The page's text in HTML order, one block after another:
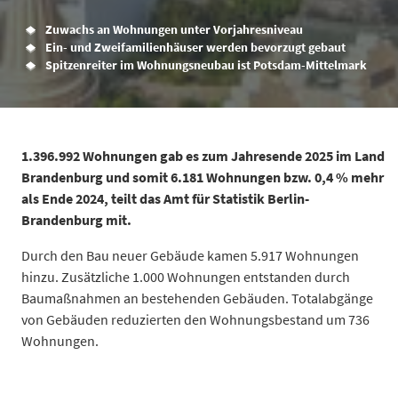
Zuwachs an Wohnungen unter Vorjahresniveau
Ein- und Zweifamilienhäuser werden bevorzugt gebaut
Spitzenreiter im Wohnungsneubau ist Potsdam-Mittelmark
1.396.992 Wohnungen gab es zum Jahresende 2025 im Land
Brandenburg und somit 6.181 Wohnungen bzw. 0,4 % mehr
als Ende 2024, teilt das Amt für Statistik Berlin-
Brandenburg mit.
Durch den Bau neuer Gebäude kamen 5.917 Wohnungen
hinzu. Zusätzliche 1.000Wohnungen entstanden durch
Baumaßnahmen an bestehenden Gebäuden. Totalabgänge
von Gebäuden reduzierten den Wohnungsbestand um 736
Wohnungen.